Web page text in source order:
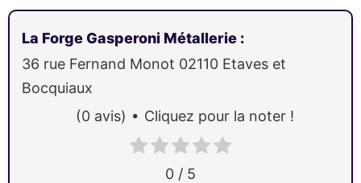
La Forge Gasperoni Métallerie :
36 rue Fernand Monot 02110 Etaves et
Bocquiaux
0 / 5
(0 avis) Cliquez pour la noter !